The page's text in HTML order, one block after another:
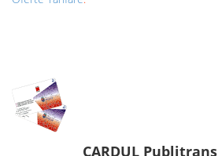
CARDUL Publitrans